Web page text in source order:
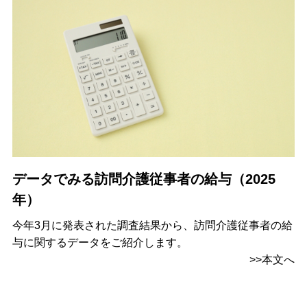
データでみる訪問介護従事者の給与（2025
年）
今年3月に発表された調査結果から、訪問介護従事者の給
与に関するデータをご紹介します。
>>本文へ